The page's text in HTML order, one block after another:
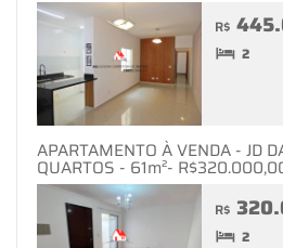
R$
2
APARTAMENTO À VENDA - JD
QUARTOS - 61m²-
R$
2